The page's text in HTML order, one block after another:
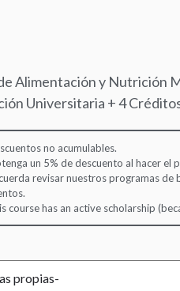
Alimentación y Nutrición
Universitaria + 4
no acumulables.
un 5% de descuento al hacer el
revisar nuestros programas
course has an active scholarship